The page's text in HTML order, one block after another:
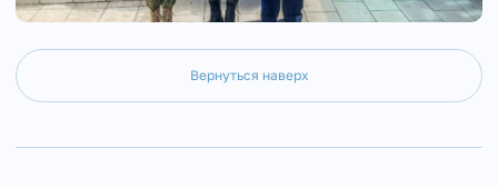
Вернуться наверх